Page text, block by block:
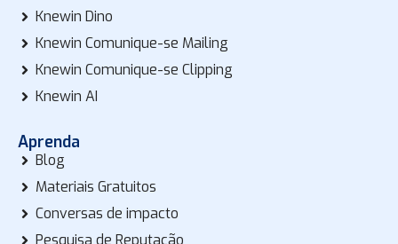
Knewin Dino
Knewin Comunique-se Mailing
Knewin Comunique-se Clipping
Knewin AI
Aprenda
Blog
Materiais Gratuitos
Conversas de impacto
Pesquisa de Reputação